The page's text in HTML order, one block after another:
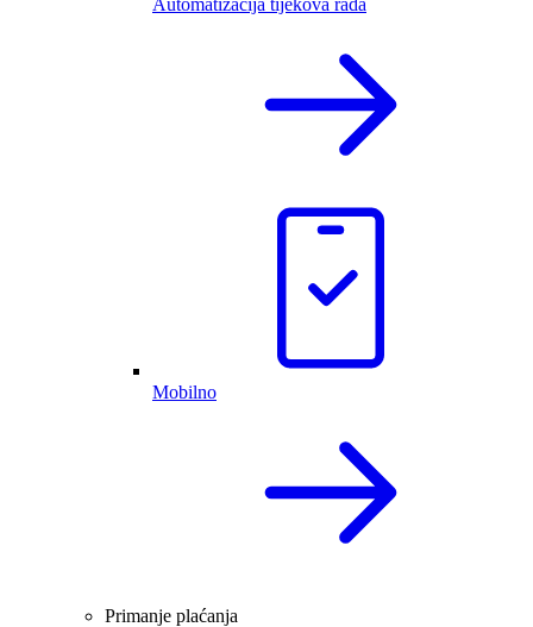
Automatizacija tijekova rada
Mobilno
Primanje plaćanja